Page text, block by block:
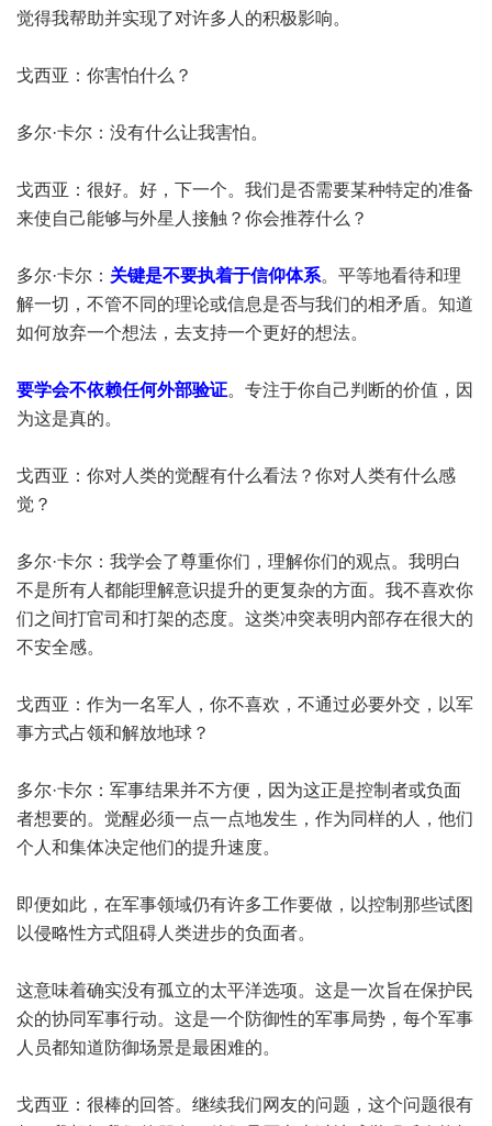
觉得我帮助并实现了对许多人的积极影响。
戈西亚：你害怕什么？
多尔·卡尔：没有什么让我害怕。
戈西亚：很好。好，下一个。我们是否需要某种特定的准备
来使自己能够与外星人接触？你会推荐什么？
多尔·卡尔： 关键是不要执着于信仰体系。平等地看待和理
解一切，不管不同的理论或信息是否与我们的相矛盾。知道
如何放弃一个想法，去支持一个更好的想法。
要学会不依赖任何外部验证。专注于你自己判断的价值，因
为这是真的。
戈西亚：你对人类的觉醒有什么看法？你对人类有什么感
觉？
多尔·卡尔：我学会了尊重你们，理解你们的观点。我明白
不是所有人都能理解意识提升的更复杂的方面。我不喜欢你
们之间打官司和打架的态度。这类冲突表明内部存在很大的
不安全感。
戈西亚：作为一名军人，你不喜欢，不通过必要外交，以军
事方式占领和解放地球？
多尔·卡尔：军事结果并不方便，因为这正是控制者或负面
者想要的。觉醒必须一点一点地发生，作为同样的人，他们
个人和集体决定他们的提升速度。
即便如此，在军事领域仍有许多工作要做，以控制那些试图
以侵略性方式阻碍人类进步的负面者。
这意味着确实没有孤立的太平洋选项。这是一次旨在保护民
众的协同军事行动。这是一个防御性的军事局势，每个军事
人员都知道防御场景是最困难的。
戈西亚：很棒的回答。继续我们网友的问题，这个问题很有